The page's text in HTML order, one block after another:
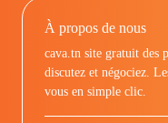
À propos de nous
cava.tn site gratuit des
discutez et négociez.
vous en simple clic.